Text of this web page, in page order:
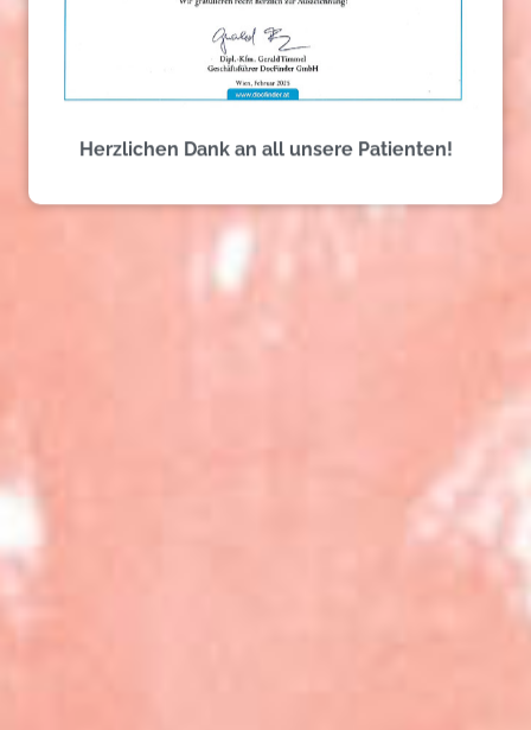
Dentures
Herzlichen Dank an all unsere Patienten!